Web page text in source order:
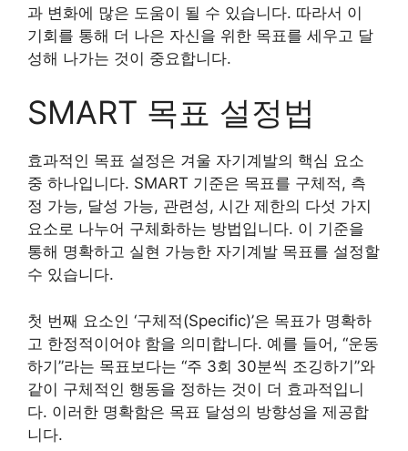
과 변화에 많은 도움이 될 수 있습니다. 따라서 이
기회를 통해 더 나은 자신을 위한 목표를 세우고 달
성해 나가는 것이 중요합니다.
SMART 목표 설정법
효과적인 목표 설정은 겨울 자기계발의 핵심 요소
중 하나입니다. SMART 기준은 목표를 구체적, 측
정 가능, 달성 가능, 관련성, 시간 제한의 다섯 가지
요소로 나누어 구체화하는 방법입니다. 이 기준을
통해 명확하고 실현 가능한 자기계발 목표를 설정할
수 있습니다.
첫 번째 요소인 ‘구체적(Specific)’은 목표가 명확하
고 한정적이어야 함을 의미합니다. 예를 들어, “운동
하기”라는 목표보다는 “주 3회 30분씩 조깅하기”와
같이 구체적인 행동을 정하는 것이 더 효과적입니
다. 이러한 명확함은 목표 달성의 방향성을 제공합
니다.